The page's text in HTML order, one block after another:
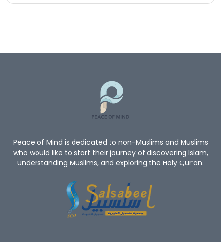
Peace of Mind is dedicated to non-Muslims and Muslims
who would like to start their journey of discovering Islam,
understanding Muslims, and exploring the Holy Qur’an.